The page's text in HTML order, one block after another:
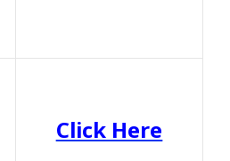
Click Here